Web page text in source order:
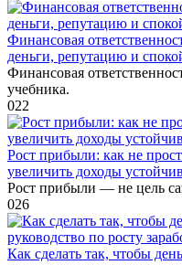
Финансовая
деньги, репутацию и
Финансовая
учебника.
022
Рост прибыли: как не
увеличить доходы
Рост прибыли — не цель
026
Как сделать так, чтобы